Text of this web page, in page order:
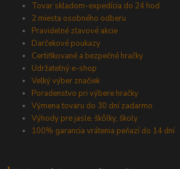
Tovar skladom-expedícia do 24 hod.
2 miesta osobného odberu
Pravidelné zľavové akcie
Darčekové poukazy
Certifikované a bezpečné hračky
Udržateľný e-shop
Veľký výber značiek
Poradenstvo pri výbere hračky
Výmena tovaru do 30 dní zadarmo
Výhody pre jasle, škôlky, školy
100% garancia vrátenia peňazí do 14 dní